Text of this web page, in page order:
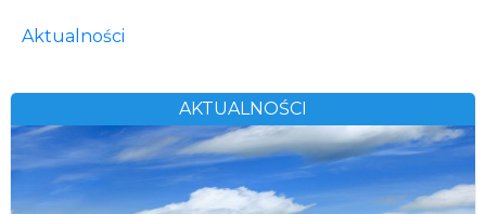
Aktualności
AKTUALNOŚCI